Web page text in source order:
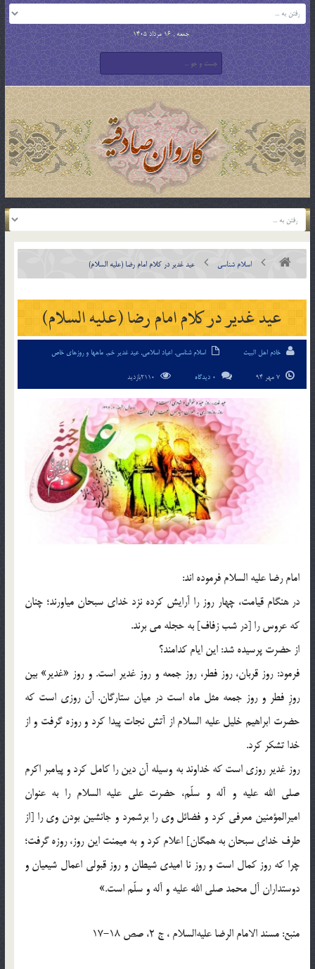
جمعه , 16 مرداد 1405
اسلام شناسی عید غدیر در کلام امام رضا (علیه السلام)
عید غدیر در کلام امام رضا (علیه السلام)
خادم اهل البیت اسلام شناسی, اعیاد اسلامی,عید غدیر خم, ماهها و روزهای خاص
0 دیدگاه
امام رضا عليه السلام فرموده اند:
در هنگام قيامت، چهار روز را آرايش کرده نزد خداى سبحان مياورند؛ چنان
که عروس را [در شب زفاف] به حجله مي برند.
از حضرت پرسيده شد: اين ايام کدامند؟
فرمود: روز قربان، روز فطر، روز جمعه و روز غدير است. و روز «غدير» بين
روزِ فطر و روز جمعه مثل ماه است در ميان ستارگان. آن روزى است که
حضرت ابراهيم خليل عليه السلام از آتش نجات پيدا کرد و روزه گرفت و از
خدا تشکر کرد.
روز غدير روزى است که خداوند به وسيله آن دين را کامل کرد و پيامبر اکرم
صلي الله عليه و آله و سلّم، حضرت على عليه السلام را به عنوان
اميرالمؤمنين معرفى کرد و فضائل وى را برشمرد و جانشين بودن وى را [از
طرف خداى سبحان به همگان] اعلام کرد و به ميمنت اين روز، روزه گرفت؛
چرا که روز کمال است و روز نا اميدى شيطان و روز قبولى اعمال شيعيان و
دوستداران آل محمد صلي الله عليه و آله و سلّم است.»
منبع: مسند الامام الرضا عليه‌السلام ، ج 2، صص 18-17